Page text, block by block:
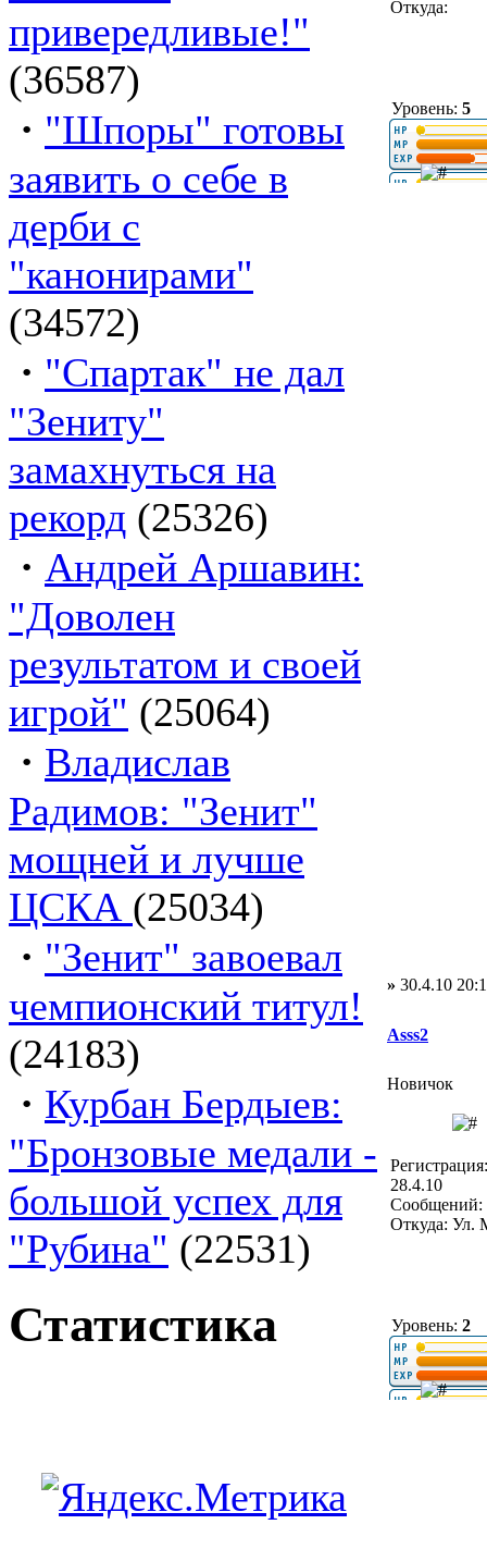
привередливые!"
(36587)
· "Шпоры" готовы
заявить о себе в
дерби с
"канонирами"
(34572)
· "Спартак" не дал
"Зениту"
замахнуться на
рекорд (25326)
· Андрей Аршавин:
"Доволен
результатом и своей
игрой" (25064)
· Владислав
Радимов: "Зенит"
мощней и лучше
ЦСКА (25034)
· "Зенит" завоевал
чемпионский титул!
(24183)
· Курбан Бердыев:
"Бронзовые медали -
большой успех для
"Рубина" (22531)
Статистика
Откуда:
Уровень: 5
» 30.4.10
Asss2
Новичок
Регистрация:
28.4.10
Сообщений:
Откуда: Ул.
Уровень: 2